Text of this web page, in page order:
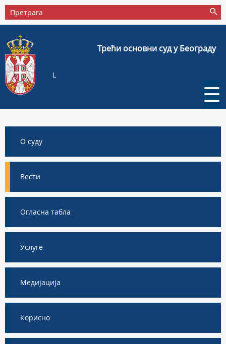
Трећи основни суд у Београду
L
☰
О суду
Вести
Огласна табла
Услуге
Медијација
Корисно